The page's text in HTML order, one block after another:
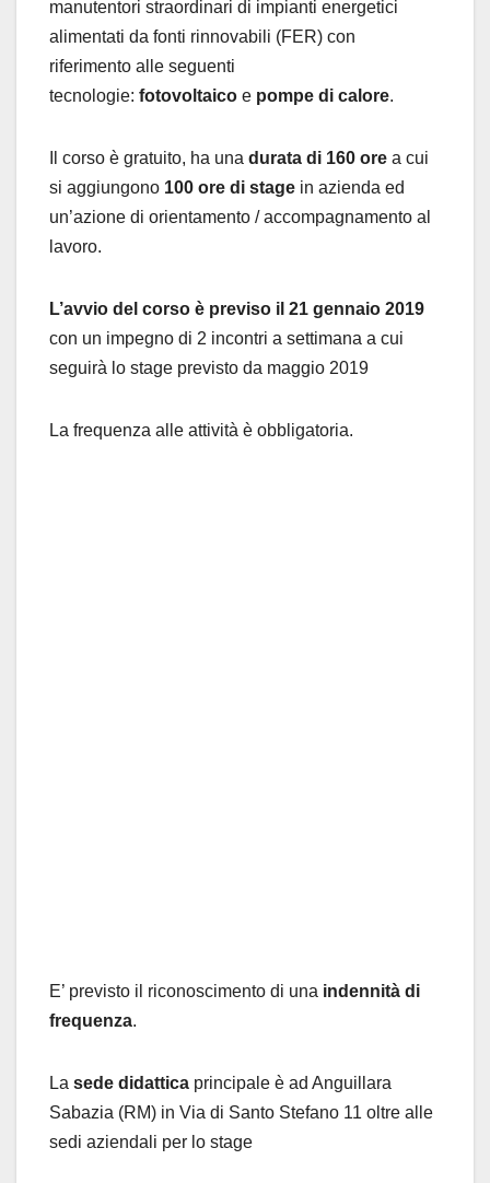
manutentori straordinari di impianti energetici
alimentati da fonti rinnovabili (FER) con
riferimento alle seguenti
tecnologie: fotovoltaico e pompe di calore.
Il corso è gratuito, ha una durata di 160 ore a cui
si aggiungono 100 ore di stage in azienda ed
un’azione di orientamento / accompagnamento al
lavoro.
L’avvio del corso è previso il 21 gennaio 2019
con un impegno di 2 incontri a settimana a cui
seguirà lo stage previsto da maggio 2019
La frequenza alle attività è obbligatoria.
E’ previsto il riconoscimento di una indennità di
frequenza.
La sede didattica principale è ad Anguillara
Sabazia (RM) in Via di Santo Stefano 11 oltre alle
sedi aziendali per lo stage